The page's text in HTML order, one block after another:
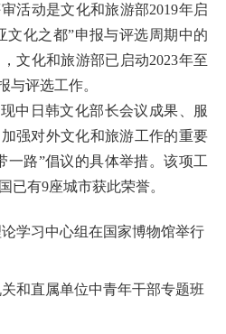
活动是文化和旅游部2019年启
文化之都”申报与评选周期中的
文化和旅游部已启动2023年至
与评选工作。
日韩文化部长会议成果、服
强对外文化和旅游工作的重要
一路”倡议的具体举措。该项工
已有9座城市获此荣誉。
学习中心组在国家博物馆举行
和直属单位中青年干部专题班